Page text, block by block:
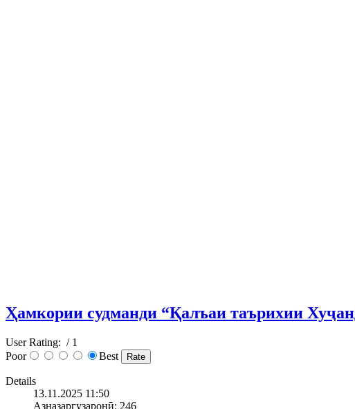
Ҳамкории судманди “Қалъаи таърихии
User Rating: / 1
Poor
Best
Details
13.11.2025 11:50
Азназаргузаронӣ: 246